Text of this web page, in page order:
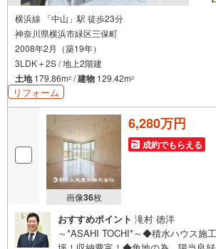
横浜線 「中山」駅 徒歩23分
神奈川県横浜市緑区三保町
2008年2月（築19年）
3LDK＋2S / 地上2階建
土地179.86m2 /建物 129.42m2
リフォーム
画像36枚
6,280万円
成約でもらえる
おすすめポイント 滝村 徳洋
～*ASAHI TOCHI*～◆積水ハウス施